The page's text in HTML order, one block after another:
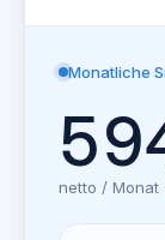
Monatliche
netto / Monat